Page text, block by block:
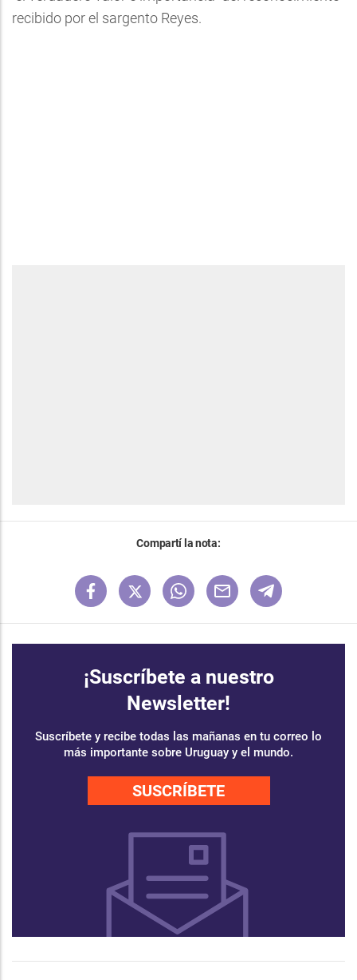
recibido por el sargento Reyes.
Compartí la nota:
¡Suscríbete a nuestro
Newsletter!
Suscríbete y recibe todas las mañanas en tu correo lo
más importante sobre Uruguay y el mundo.
SUSCRÍBETE